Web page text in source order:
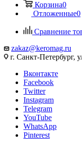
Корзина0
Отложенные0
Сравнение
zakaz@keromag.ru
г. Санкт-Петербург,
Вконтакте
Facebook
Twitter
Instagram
Telegram
YouTube
WhatsApp
Pinterest